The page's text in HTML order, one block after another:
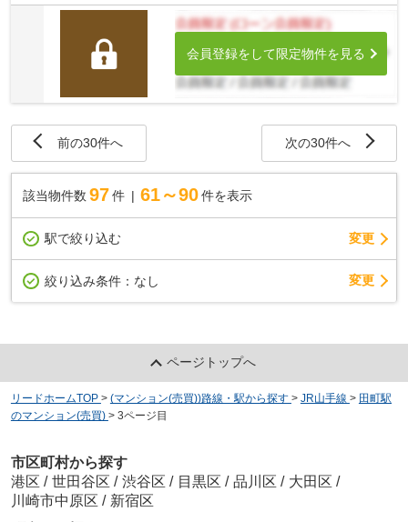
会員登録をして限定物件を見る
前の30件へ 次の30件へ
該当物件数 97件 61～90 件を表示
駅で絞り込む 変更
絞り込み条件： なし 変更
ページトップへ
リードホームTOP > (マンション(売買))路線・駅から探す > JR山手線 > 田町駅
のマンション(売買) > 3ページ目
市区町村から探す
港区 / 世田谷区 / 渋谷区 / 目黒区 / 品川区 / 大田区 /
川崎市中原区 / 新宿区